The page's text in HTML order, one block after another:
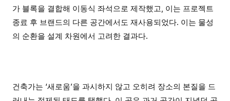
가 블록을 결합해 이동식 좌석으로 제작했고, 이는 프로젝트
종료 후 브랜드의 다른 공간에서도 재사용되었다. 이는 물성
의 순환을 설계 차원에서 고려한 결과다.
건축가는 ‘새로움’을 과시하지 않고 오히려 장소의 본질을 드